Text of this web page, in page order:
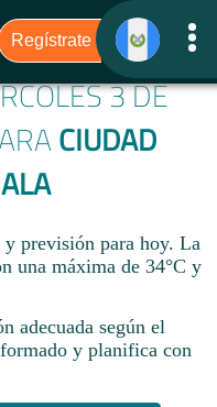
3 DE
CIUDAD
previsión para hoy. La
una máxima de 34°C y
adecuada según el
y planifica con